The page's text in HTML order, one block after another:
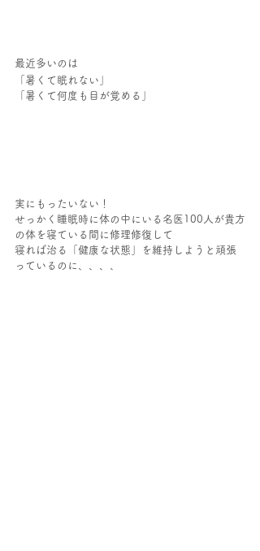
最近多いのは
「暑くて眠れない」
「暑くて何度も目が覚める」
実にもったいない！
せっかく睡眠時に体の中にいる名医100人が貴方
の体を寝ている間に修理修復して
寝れば治る「健康な状態」を維持しようと頑張
っているのに、、、、